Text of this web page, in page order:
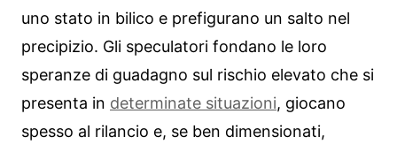
uno stato in bilico e prefigurano un salto nel
precipizio. Gli speculatori fondano le loro
speranze di guadagno sul rischio elevato che si
presenta in determinate situazioni, giocano
spesso al rilancio e, se ben dimensionati,